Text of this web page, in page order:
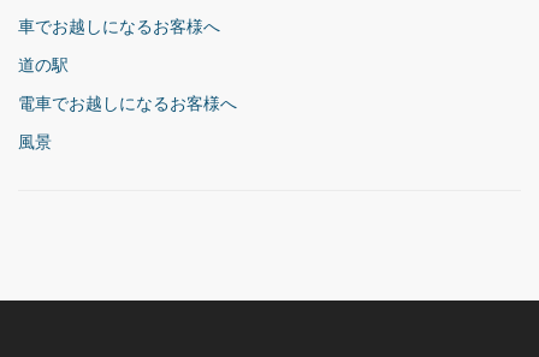
車でお越しになるお客様へ
道の駅
電車でお越しになるお客様へ
風景